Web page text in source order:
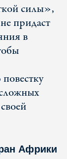
силы»,
придаст
в
Африки